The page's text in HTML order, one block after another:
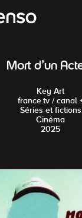
GO
Mort d'un
Key Art
france.tv / canal
Séries et fictions
Cinéma
2025